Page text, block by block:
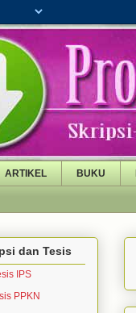
ARTIKEL BUKU
dan Tesis
IPS
PPKN